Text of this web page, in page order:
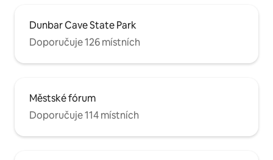
Dunbar Cave State Park
Doporučuje 126 místních
Městské fórum
Doporučuje 114 místních